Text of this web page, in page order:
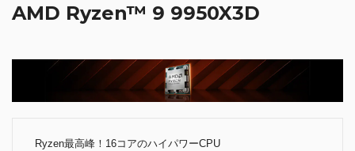
AMD Ryzen™ 9 9950X3D
Ryzen最高峰！16コアのハイパワーCPU